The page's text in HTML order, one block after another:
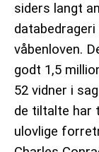
siders langt
våbenloven.
godt 1,5
52 vidner i
de tiltalte har
ulovlige